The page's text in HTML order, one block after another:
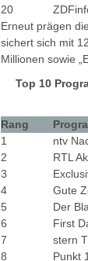
20
Erneut prägen
sichert sich mit
Millionen sowie
Top 10
Rang
1
ntv
2
RTL
3
4
Gute
5
Der
6
First
7
stern
8
Punkt